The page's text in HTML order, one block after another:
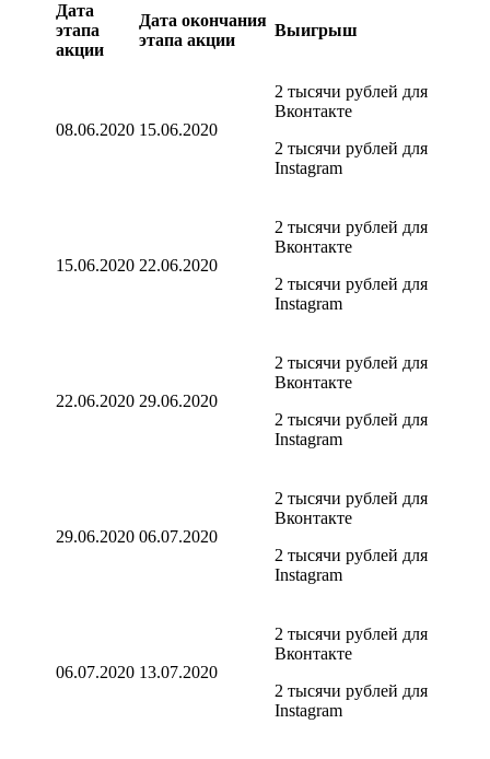
Дата
этапа
акции
Дата окончания
этапа акции
Выигрыш
08.06.2020 15.06.2020
2 тысячи рублей для
Вконтакте
2 тысячи рублей для
Instagram
15.06.2020 22.06.2020
2 тысячи рублей для
Вконтакте
2 тысячи рублей для
Instagram
22.06.2020 29.06.2020
2 тысячи рублей для
Вконтакте
2 тысячи рублей для
Instagram
29.06.2020 06.07.2020
2 тысячи рублей для
Вконтакте
2 тысячи рублей для
Instagram
06.07.2020 13.07.2020
2 тысячи рублей для
Вконтакте
2 тысячи рублей для
Instagram